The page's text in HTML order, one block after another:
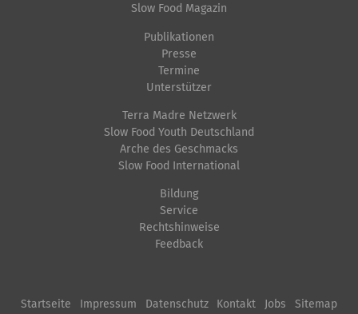
Slow Food Magazin
Publikationen
Presse
Termine
Unterstützer
Terra Madre Netzwerk
Slow Food Youth Deutschland
Arche des Geschmacks
Slow Food International
Bildung
Service
Rechtshinweise
Feedback
Startseite Impressum Datenschutz Kontakt Jobs Sitemap